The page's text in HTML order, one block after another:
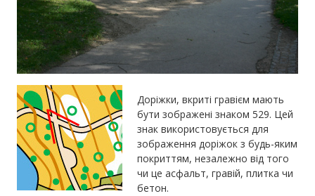
Доріжки, вкриті гравієм мають
бути зображені знаком 529. Цей
знак використовується для
зображення доріжок з будь-яким
покриттям, незалежно від того
чи це асфальт, гравій, плитка чи
бетон.